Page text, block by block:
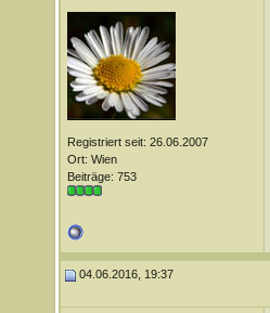
Registriert seit: 26.06.2007
Ort: Wien
Beiträge: 753
04.06.2016, 19:37